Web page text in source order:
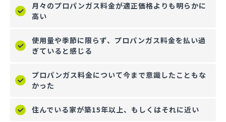
月々のプロパンガス料金が適正価格よりも明らかに
高い
使用量や季節に限らず、プロパンガス料金を払い過
ぎていると感じる
プロパンガス料金について今まで意識したこともな
かった
住んでいる家が築15年以上、もしくはそれに近い